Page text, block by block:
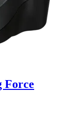
Force